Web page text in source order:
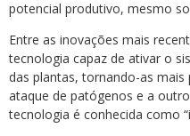
potencial produtivo, mesmo
Entre as inovações mais
tecnologia capaz de ativar o
das plantas, tornando-as mais
ataque de patógenos e a
tecnologia é conhecida como